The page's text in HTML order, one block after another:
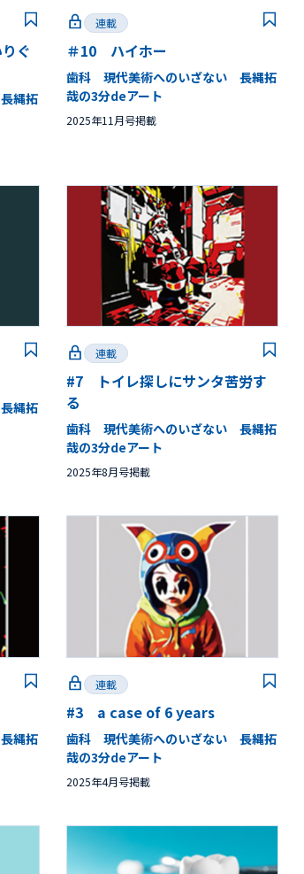
ぐ
縄拓
連載
＃10 ハイホー
歯科 現代美術へのいざない 長縄拓
哉の3分deアート
2025年11月号掲載
縄拓
連載
#7 トイレ探しにサンタ苦労す
る
歯科 現代美術へのいざない 長縄拓
哉の3分deアート
2025年8月号掲載
縄拓
連載
#3 a case of 6 years
歯科 現代美術へのいざない 長縄拓
哉の3分deアート
2025年4月号掲載